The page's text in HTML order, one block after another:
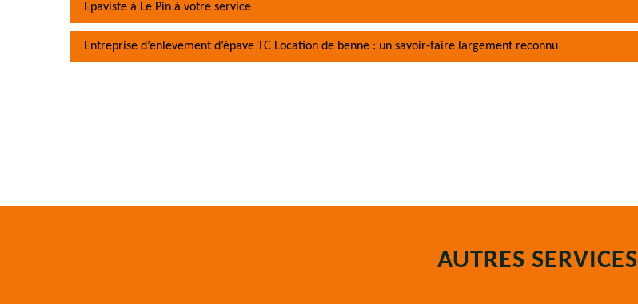
Epaviste à Le Pin à votre service
Entreprise d’enlèvement d’épave TC Location de benne : un savoir-faire largement reconnu
AUTRES SERVICES